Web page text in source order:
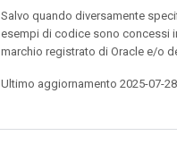
Salvo quando diversamente
esempi di codice sono concessi
marchio registrato di Oracle e/o
Ultimo aggiornamento 2025-07-28